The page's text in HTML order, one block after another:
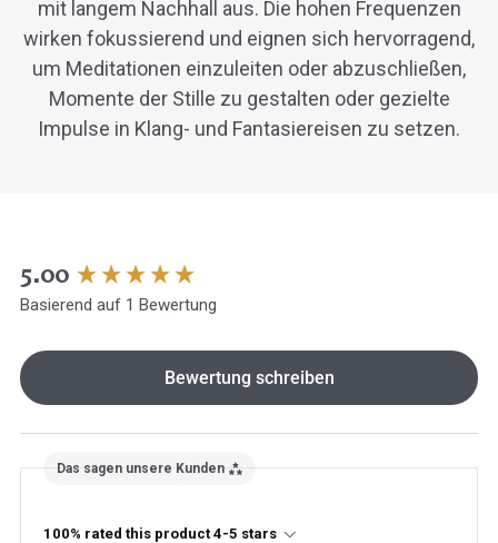
mit langem Nachhall aus. Die hohen Frequenzen
wirken fokussierend und eignen sich hervorragend,
um Meditationen einzuleiten oder abzuschließen,
Momente der Stille zu gestalten oder gezielte
Impulse in Klang- und Fantasiereisen zu setzen.
5.00
Basierend auf 1 Bewertung
Bewertung schreiben
Das sagen unsere Kunden
100% rated this product 4-5 stars
New content loaded